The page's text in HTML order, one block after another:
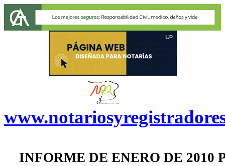
INFORME DE ENERO DE 2010